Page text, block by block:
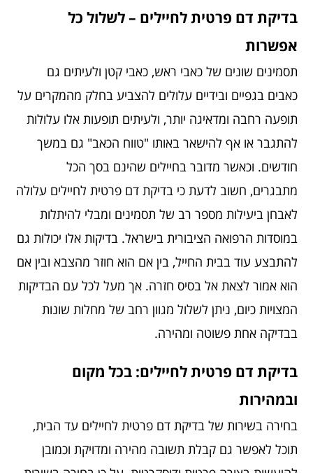
בדיקת דם פרטית לחיילים – לשלול כל
אפשרות
תסמינים שונים של כאבי ראש, כאבי קטן ולעיתים גם
כאבים בגפיים ובידיים עלולים להצביע בחלק מהמקרים על
תופעה רחבה ומדאיגה יותר, ולעיתים תופעות אלו עלולות
להתגבר או אף להישאר באותו "טווח הכאב" גם במשך
חודשים. וכאשר מדובר בחיילים שהינם בסך הכל
מתבגרים, חשוב לדעת כי בדיקת דם פרטית לחיילים עלולה
לאבחן ביעילות מספר רב של תסמינים ומבלי להיתלות
במוסדות הרפואה הציבורית בישראל. בדיקות אלו יכולות גם
להתבצע עוד בבית החייל, בין אם הוא חוזר מהצבא ובין אם
הוא אמור לצאת אל בסיס חזרה. אך מעל לכל עם הבדיקות
המצויות כיום, ניתן לשלול מגוון רחב של מחלות שונות
בבדיקה אחת פשוטה ומהירה.
בדיקת דם פרטית לחיילים: בכל מקום
ובמהירות
בחירה בשירות של בדיקת דם פרטית לחיילים עד הבית,
תוכל לאפשר גם קבלת תשובה מהירה ומדויקת וכמובן